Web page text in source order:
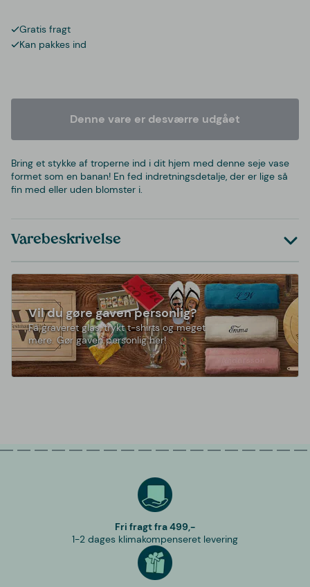
Gratis fragt
Kan pakkes ind
Denne vare er desværre udgået
Bring et stykke af troperne ind i dit hjem med denne seje vase
formet som en banan! En fed indretningsdetalje, der er lige så
fin med eller uden blomster i.
Varebeskrivelse
Vil du gøre gaven personlig?
Få graveret glas, trykt t-shirts og meget
mere. Gør gaven personlig her!
Fri fragt fra 499,-
1-2 dages klimakompenseret levering